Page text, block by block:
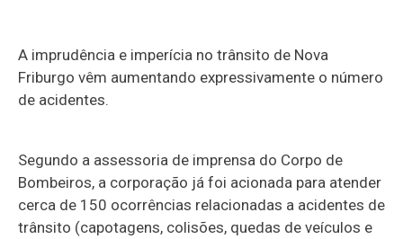
A imprudência e imperícia no trânsito de Nova
Friburgo vêm aumentando expressivamente o número
de acidentes.
Segundo a assessoria de imprensa do Corpo de
Bombeiros, a corporação já foi acionada para atender
cerca de 150 ocorrências relacionadas a acidentes de
trânsito (capotagens, colisões, quedas de veículos e